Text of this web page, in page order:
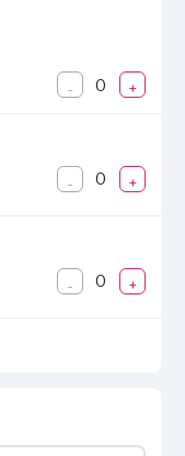
- 0 +
- 0 +
- 0 +